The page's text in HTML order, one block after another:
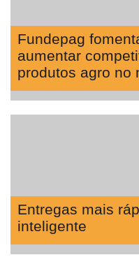
Fundepag
aumentar
produtos agro no
Entregas mais
inteligente